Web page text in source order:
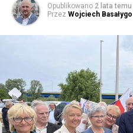
Opublikowano 2 lata temu
Przez Wojciech Basałygo